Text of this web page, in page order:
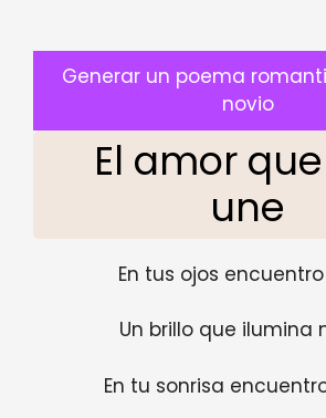
Generar un poema
novio
El amor
une
En tus ojos
Un brillo que ilumina
En tu sonrisa